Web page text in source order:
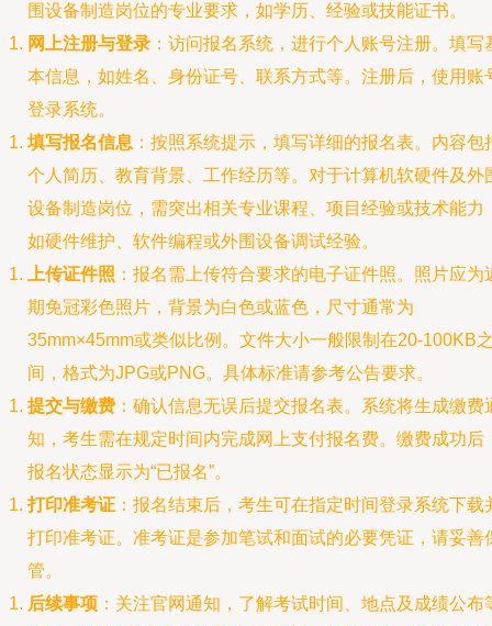
围设备制造岗位的专业要求，如学历、经验或技能证书。
网上注册与登录 ：访问报名系统，进行个人账号注册。填写
本信息，如姓名、身份证号、联系方式等。注册后，使用账
登录系统。
填写报名信息 ：按照系统提示，填写详细的报名表。内容包
个人简历、教育背景、工作经历等。对于计算机软硬件及外
设备制造岗位，需突出相关专业课程、项目经验或技术能力
如硬件维护、软件编程或外围设备调试经验。
上传证件照 ：报名需上传符合要求的电子证件照。照片应为
期免冠彩色照片，背景为白色或蓝色，尺寸通常为
35mm×45mm或类似比例。文件大小一般限制在20-100KB
间，格式为JPG或PNG。具体标准请参考公告要求。
提交与缴费 ：确认信息无误后提交报名表。系统将生成缴费
知，考生需在规定时间内完成网上支付报名费。缴费成功后
报名状态显示为“已报名”。
打印准考证 ：报名结束后，考生可在指定时间登录系统下载
打印准考证。准考证是参加笔试和面试的必要凭证，请妥善
管。
后续事项 ：关注官网通知，了解考试时间、地点及成绩公布